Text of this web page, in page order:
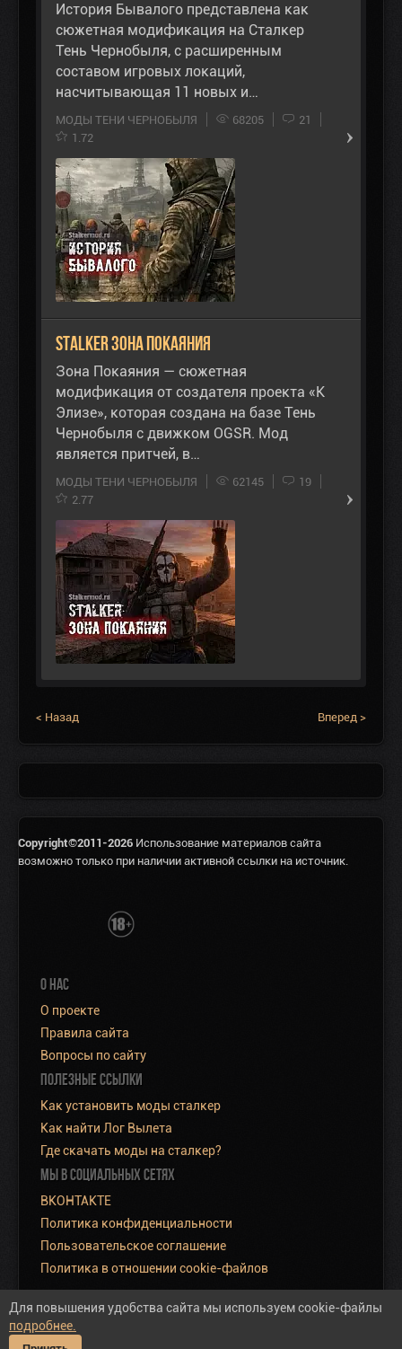
История Бывалого представлена как
сюжетная модификация на Сталкер
Тень Чернобыля, с расширенным
составом игровых локаций,
насчитывающая 11 новых и…
МОДЫ ТЕНИ ЧЕРНОБЫЛЯ 68205
21
1.72
STALKER Зона Покаяния
Зона Покаяния — сюжетная
модификация от создателя проекта «К
Элизе», которая создана на базе Тень
Чернобыля с движком OGSR. Мод
является притчей, в…
МОДЫ ТЕНИ ЧЕРНОБЫЛЯ 62145
19
2.77
< Назад Вперед >
Copyright©2011-2026 Использование материалов сайта
возможно только при наличии активной ссылки на источник.
О НАС
О проекте
Правила сайта
Вопросы по сайту
ПОЛЕЗНЫЕ ССЫЛКИ
Как установить моды сталкер
Как найти Лог Вылета
Где скачать моды на сталкер?
МЫ В СОЦИАЛЬНЫХ СЕТЯХ
ВКОНТАКТЕ
Политика конфиденциальности
Пользовательское соглашение
Политика в отношении cookie-файлов
Для повышения удобства сайта мы используем cookie-файлы
подробнее.